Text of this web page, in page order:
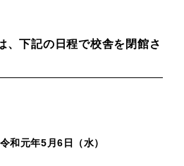
、下記の日程で校舎を閉館さ
和元年5月6日（水）